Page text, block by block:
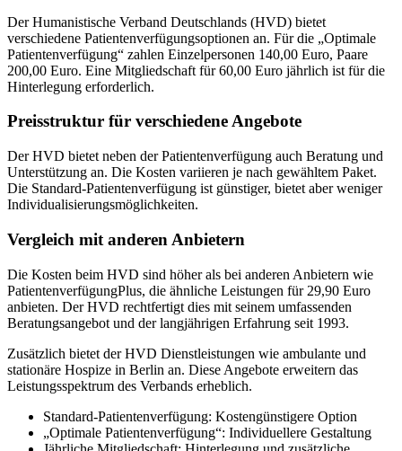
Der Humanistische Verband Deutschlands (HVD) bietet
verschiedene Patientenverfügungsoptionen an. Für die „Optimale
Patientenverfügung“ zahlen Einzelpersonen 140,00 Euro, Paare
200,00 Euro. Eine Mitgliedschaft für 60,00 Euro jährlich ist für die
Hinterlegung erforderlich.
Preisstruktur für verschiedene Angebote
Der HVD bietet neben der Patientenverfügung auch Beratung und
Unterstützung an. Die Kosten variieren je nach gewähltem Paket.
Die Standard-Patientenverfügung ist günstiger, bietet aber weniger
Individualisierungsmöglichkeiten.
Vergleich mit anderen Anbietern
Die Kosten beim HVD sind höher als bei anderen Anbietern wie
PatientenverfügungPlus, die ähnliche Leistungen für 29,90 Euro
anbieten. Der HVD rechtfertigt dies mit seinem umfassenden
Beratungsangebot und der langjährigen Erfahrung seit 1993.
Zusätzlich bietet der HVD Dienstleistungen wie ambulante und
stationäre Hospize in Berlin an. Diese Angebote erweitern das
Leistungsspektrum des Verbands erheblich.
Standard-Patientenverfügung: Kostengünstigere Option
„Optimale Patientenverfügung“: Individuellere Gestaltung